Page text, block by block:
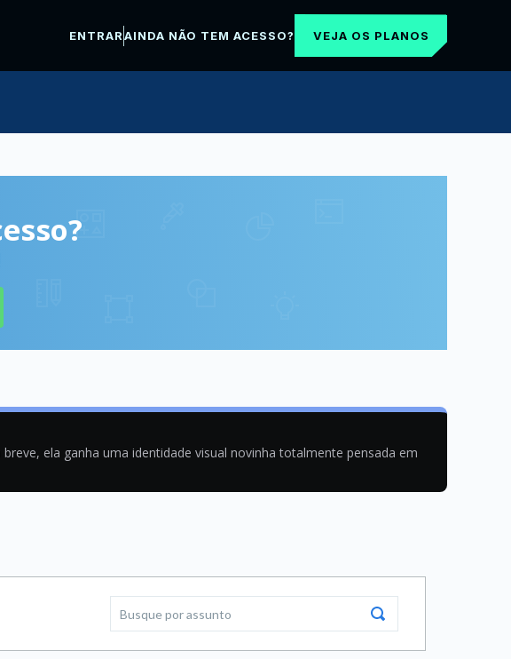
ENTRARAINDA NÃO TEM ACESSO? VEJA OS PLANOS
ela ganha uma identidade visual novinha totalmente pensada em